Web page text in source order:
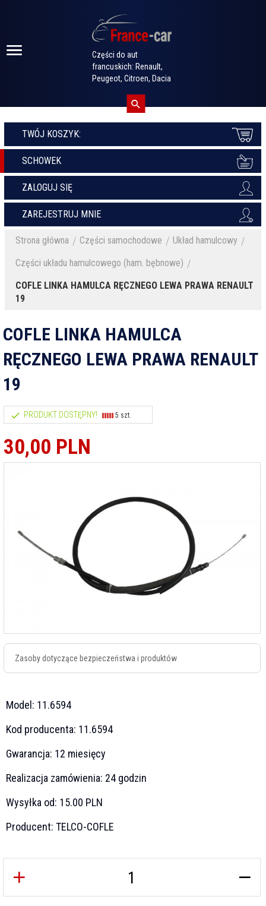
Części do aut
francuskich: Renault,
Peugeot, Citroen, Dacia
TWÓJ KOSZYK:
SCHOWEK
ZALOGUJ SIĘ
ZAREJESTRUJ MNIE
Strona główna Części samochodowe
Układ hamulcowy
Części układu hamulcowego (ham. bębnowe)
COFLE LINKA HAMULCA RĘCZNEGO LEWA PRAWA RENAULT
19
COFLE LINKA HAMULCA
RĘCZNEGO LEWA PRAWA RENAULT
19
PRODUKT DOSTĘPNY! 5 szt.
30,00 PLN
Zasoby dotyczące bezpieczeństwa i produktów
Model: 11.6594
Kod producenta: 11.6594
Gwarancja: 12 miesięcy
Realizacja zamówienia: 24 godzin
Wysyłka od: 15.00 PLN
Producent: TELCO-COFLE